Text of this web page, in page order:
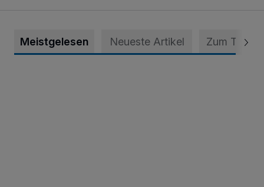
Meistgelesen Neueste Artikel Zum Thema